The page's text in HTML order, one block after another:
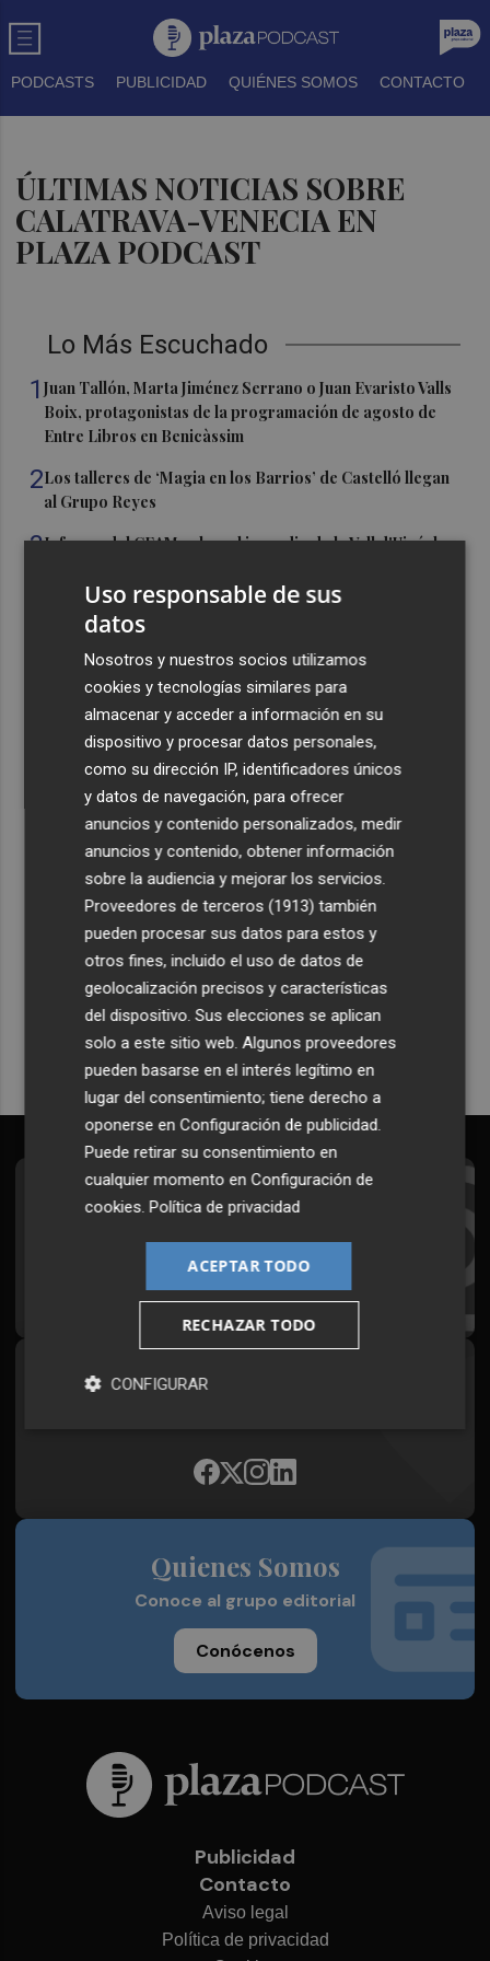
PODCASTS PUBLICIDAD QUIÉNES SOMOS CONTACTO
ÚLTIMAS NOTICIAS SOBRE
CALATRAVA-VENECIA EN
PLAZA PODCAST
Lo Más Escuchado
1Juan Tallón, Marta Jiménez Serrano o Juan Evaristo Valls
Boix, protagonistas de la programación de agosto de
Entre Libros en Benicàssim
2Los talleres de ‘Magia en los Barrios’ de Castelló llegan
al Grupo Reyes
3Informe del CEAM sobre el incendio de la Vall d'Uixó: la
previos
La Generalitat destina 132 millones a 24 nuevas
infraestructuras sociosanitarias de mayores y personas
con discapacidad
La movilidad el 12 de agosto podría duplicarse por el
eclipse con hasta 1,5 millones de desplazamientos
adicionales
Recibe toda la actualidad de
Plaza Podcast en tu correo
Quiero suscribirme
Suscríbete al Boletín
Todos los días a primera hora en tu email
¡Quiero suscribirme!
Síguenos en redes
Quienes Somos
Conoce al grupo editorial
Conócenos
Publicidad
Contacto
Aviso legal
Política de privacidad
Uso responsable de sus
datos
Nosotros y nuestros socios utilizamos
cookies y tecnologías similares para
almacenar y acceder a información en su
dispositivo y procesar datos personales,
como su dirección IP, identificadores únicos
y datos de navegación, para ofrecer
anuncios y contenido personalizados, medir
anuncios y contenido, obtener información
sobre la audiencia y mejorar los servicios.
Proveedores de terceros (1913) también
pueden procesar sus datos para estos y
otros fines, incluido el uso de datos de
geolocalización precisos y características
del dispositivo. Sus elecciones se aplican
solo a este sitio web. Algunos proveedores
pueden basarse en el interés legítimo en
lugar del consentimiento; tiene derecho a
oponerse enConfiguración de publicidad.
Puede retirar su consentimiento en
cualquier momento enConfiguración de
cookies.Política de privacidad
ACEPTAR TODO
RECHAZAR TODO
CONFIGURAR